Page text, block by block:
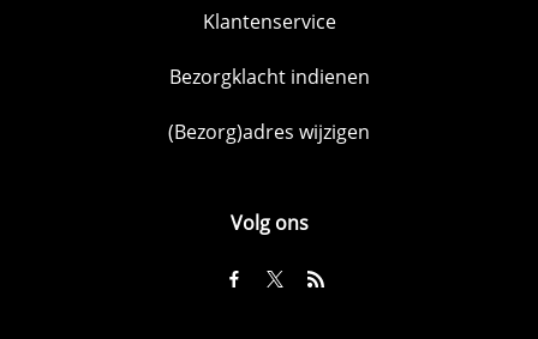
Klantenservice
Bezorgklacht indienen
(Bezorg)adres wijzigen
Volg ons